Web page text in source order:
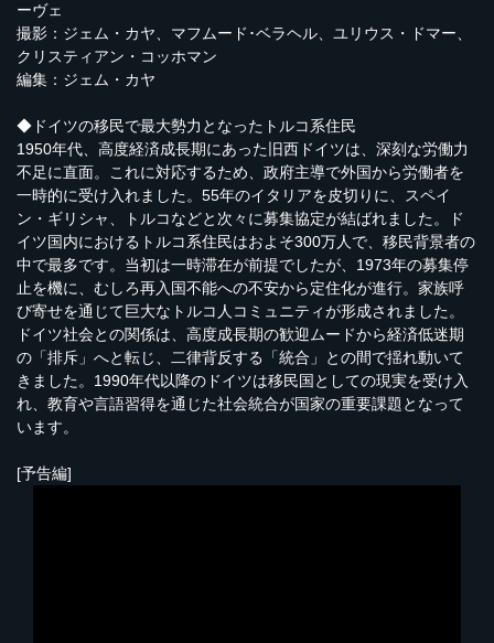
ーヴェ
撮影：ジェム・カヤ、マフムード･ベラヘル、ユリウス・ドマー、
クリスティアン・コッホマン
編集：ジェム・カヤ
◆ドイツの移民で最大勢力となったトルコ系住民
1950年代、高度経済成長期にあった旧西ドイツは、深刻な労働力
不足に直面。これに対応するため、政府主導で外国から労働者を
一時的に受け入れました。55年のイタリアを皮切りに、スペイ
ン・ギリシャ、トルコなどと次々に募集協定が結ばれました。ド
イツ国内におけるトルコ系住民はおよそ300万人で、移民背景者の
中で最多です。当初は一時滞在が前提でしたが、1973年の募集停
止を機に、むしろ再入国不能への不安から定住化が進行。家族呼
び寄せを通じて巨大なトルコ人コミュニティが形成されました。
ドイツ社会との関係は、高度成長期の歓迎ムードから経済低迷期
の「排斥」へと転じ、二律背反する「統合」との間で揺れ動いて
きました。1990年代以降のドイツは移民国としての現実を受け入
れ、教育や言語習得を通じた社会統合が国家の重要課題となって
います。
[予告編]